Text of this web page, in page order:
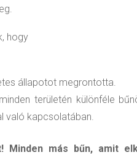
hogy
állapotot megrontotta.
területén különféle
való kapcsolatában.
Minden más bűn, amit